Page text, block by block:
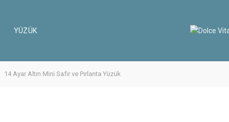
YÜZÜK
14 Ayar Altın Mini Safir ve Pırlanta Yüzük